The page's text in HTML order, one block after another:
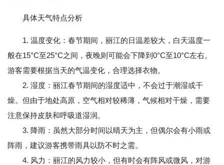
具体天气特点分析
1. 温度变化：春节期间，丽江的日温差较大，白天温度一
般在15°C至25°C之间，夜晚则可能会下降到0°C至10°C左右。
游客需要根据当天的气温变化，合理选择衣物。
2. 湿度：丽江春节期间的湿度适中，不会过于潮湿或干
燥。但由于地处高原，空气相对较稀薄，气候相对干燥，需要
注意保持皮肤和呼吸道湿润。
3. 降雨：虽然大部分时间以晴天为主，但偶尔会有小雨或
阵雨，建议游客携带雨具以防不时之需。
4. 风力：丽江的风力较小，但有时会有阵风或微风，对游